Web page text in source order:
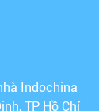
Indochina
TP Hồ Chí